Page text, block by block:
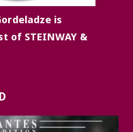
is
of STEINWAY &